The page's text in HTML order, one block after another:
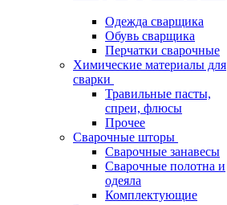
Одежда сварщика
Обувь сварщика
Перчатки сварочные
Химические материалы для
сварки
Травильные пасты,
спреи, флюсы
Прочее
Сварочные шторы
Сварочные занавесы
Сварочные полотна и
одеяла
Комплектующие